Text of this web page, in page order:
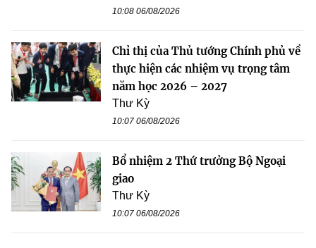
10:08 06/08/2026
Chỉ thị của Thủ tướng Chính phủ về
thực hiện các nhiệm vụ trọng tâm
năm học 2026 – 2027
Thư Kỳ
10:07 06/08/2026
Bổ nhiệm 2 Thứ trưởng Bộ Ngoại
giao
Thư Kỳ
10:07 06/08/2026